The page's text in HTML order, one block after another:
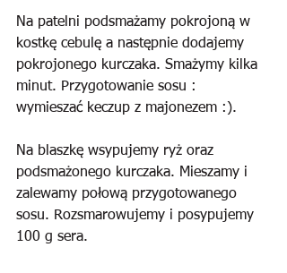
Na patelni podsmażamy pokrojoną w
kostkę cebulę a następnie dodajemy
pokrojonego kurczaka. Smażymy kilka
minut. Przygotowanie sosu :
wymieszać keczup z majonezem :).
Na blaszkę wsypujemy ryż oraz
podsmażonego kurczaka. Mieszamy i
zalewamy połową przygotowanego
sosu. Rozsmarowujemy i posypujemy
100 g sera.